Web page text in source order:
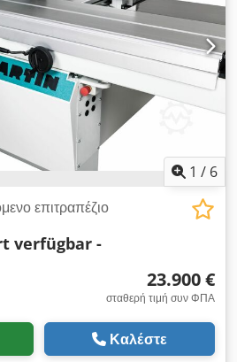
0-45° Απόσταση μεταξύ
800mm Στροφές δίσκου:
(αλουμίνιο) Μήκος τραπεζιού:
350mm Μήκος μετακίνησης:
500x360mm Εργαζόμενο
τραπεζιού: 900mm Πλάτος
τραπεζιού: 850mm Προέκταση
3kW Αναρροφητήρες:
260kg
1 / 6
επιτραπέζιο
verfügbar -
23.900 €
σταθερή τιμή συν ΦΠΑ
Καλέστε